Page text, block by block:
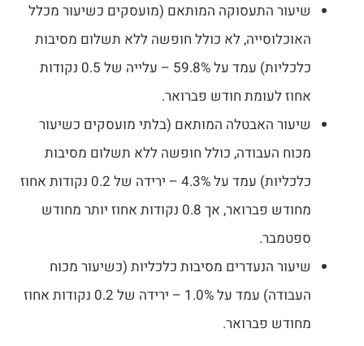
שיעור התעסוקה המותאם (מועסקים כשיעור מכלל
האוכלוסייה, לא כולל חופשה ללא תשלום מסיבות
כלכליות) עמד על 59.8% – עלייה של 0.5 נקודות
אחוז לעומת חודש פברואר.
שיעור האבטלה המותאם (בלתי מועסקים כשיעור
מכוח העבודה, כולל חופשה ללא תשלום מסיבות
כלכליות) עמד על 4.3% – ירידה של 0.2 נקודות אחוז
מחודש פברואר, אך 0.8 נקודות אחוז יותר מחודש
ספטמבר.
שיעור הנעדרים מסיבות כלכליות (כשיעור מכוח
העבודה) עמד על 1.0% – ירידה של 0.2 נקודות אחוז
מחודש פברואר.